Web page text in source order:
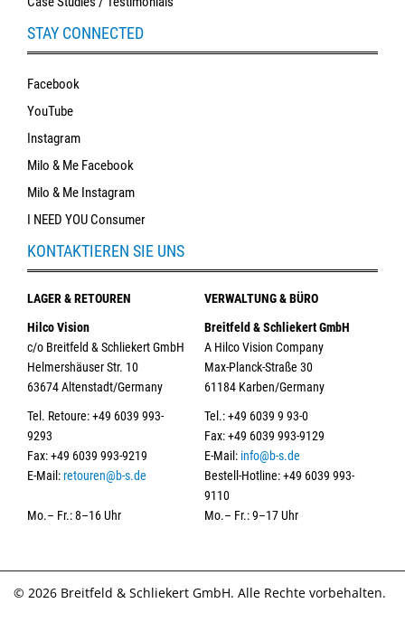
STAY CONNECTED
Facebook
YouTube
Instagram
Milo & Me Facebook
Milo & Me Instagram
I NEED YOU Consumer
KONTAKTIEREN SIE UNS
LAGER & RETOUREN
Hilco Vision
c/o Breitfeld & Schliekert GmbH
Helmershäuser Str. 10
63674 Altenstadt/Germany
Tel. Retoure: +49 6039 993-
9293
Fax: +49 6039 993-9219
E-Mail:retouren@b-s.de
Mo.– Fr.: 8–16 Uhr
VERWALTUNG & BÜRO
Breitfeld & Schliekert GmbH
A Hilco Vision Company
Max-Planck-Straße 30
61184 Karben/Germany
Tel.: +49 6039 9 93-0
Fax: +49 6039 993-9129
E-Mail: info@b-s.de
Bestell-Hotline: +49 6039 993-
9110
Mo.– Fr.: 9–17 Uhr
© 2026 Breitfeld & Schliekert GmbH. Alle Rechte vorbehalten.